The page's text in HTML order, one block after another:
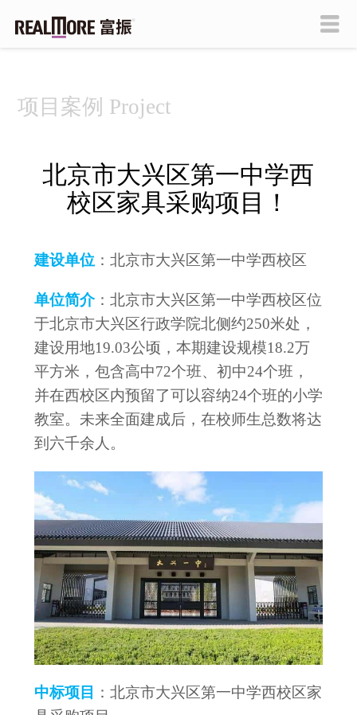
项目案例 Project
北京市大兴区第一中学西
校区家具采购项目！
建设单位：北京市大兴区第一中学西校区
单位简介：北京市大兴区第一中学西校区位
于北京市大兴区行政学院北侧约250米处，
建设用地19.03公顷，本期建设规模18.2万
平方米，包含高中72个班、初中24个班，
并在西校区内预留了可以容纳24个班的小学
教室。未来全面建成后，在校师生总数将达
到六千余人。
中标项目
：北京市大兴区第一中学西校区家